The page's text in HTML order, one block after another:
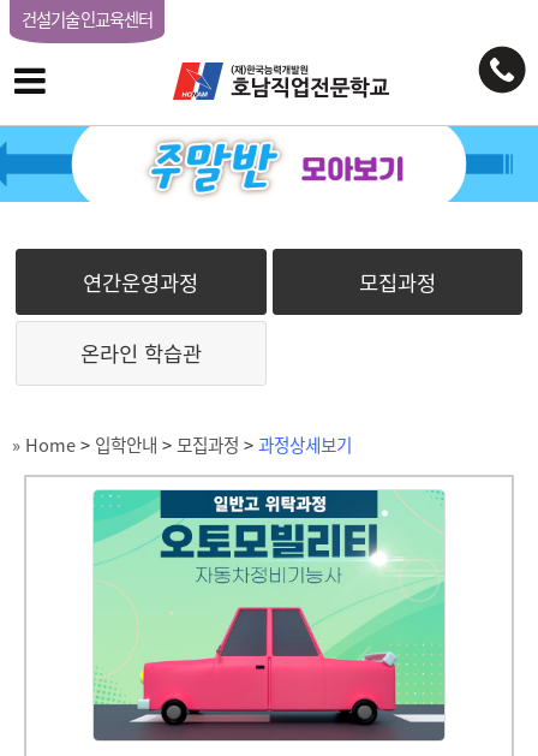
건설기술인교육센터
연간운영과정 모집과정
온라인 학습관
» Home> 입학안내 >모집과정 >과정상세보기